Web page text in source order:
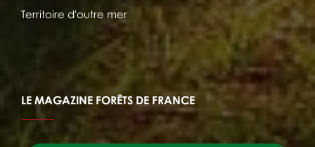
Territoire d'outre mer
LE MAGAZINE FORÊTS DE FRANCE